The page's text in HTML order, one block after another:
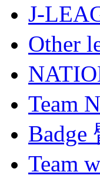
J-
Other
Team
Badge
Team